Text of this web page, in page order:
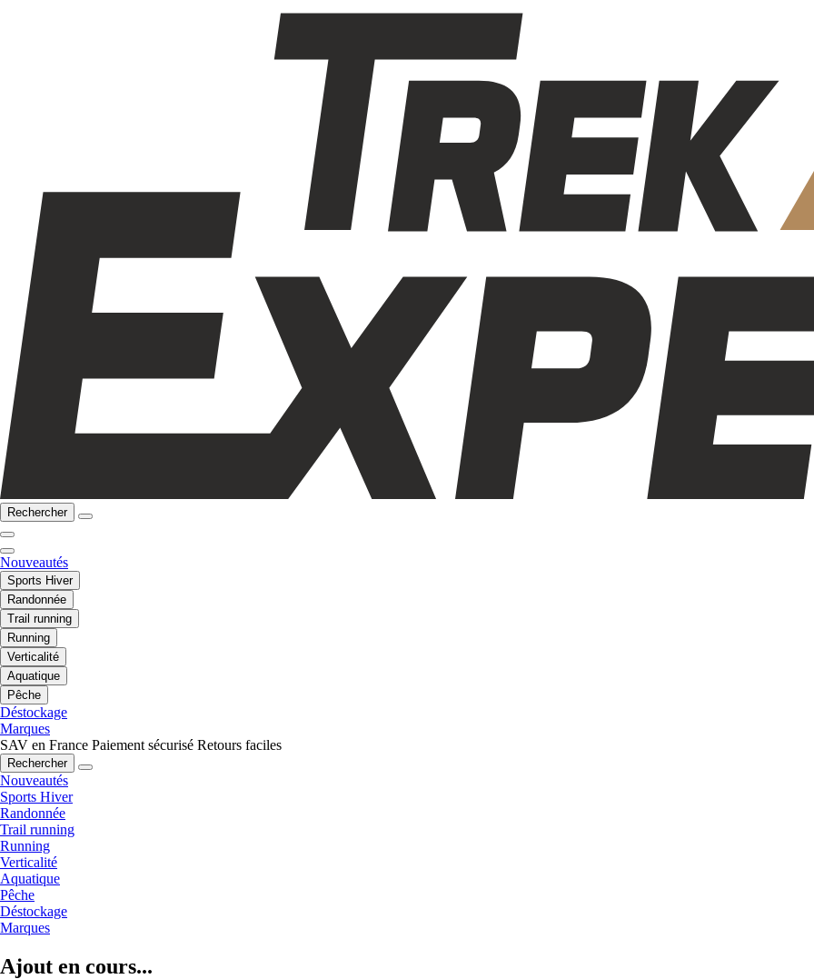
Rechercher
Nouveautés
Sports Hiver
Randonnée
Trail running
Running
Verticalité
Aquatique
Pêche
Déstockage
Marques
SAV en France Paiement sécurisé Retours faciles
Rechercher
Nouveautés
Sports Hiver
Randonnée
Trail running
Running
Verticalité
Aquatique
Pêche
Déstockage
Marques
Ajout en cours...